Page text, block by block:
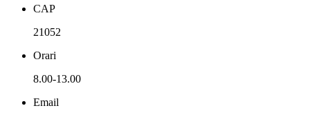
CAP
21052
Orari
8.00-13.00
Email